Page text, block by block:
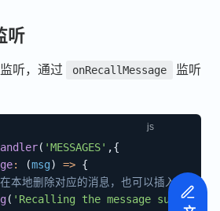
听
听，通过 onRecallMessage
监听
( 'MESSAGES' ,{
: (msg) => {
本地删除对应的消息，也可以插入一条消
( 'Recalling the message success'